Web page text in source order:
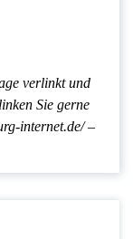
verlinkt und
Sie gerne
internet.de/ –